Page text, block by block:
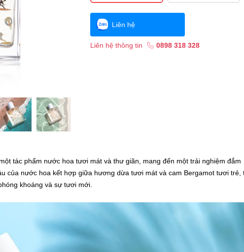
Liên hệ
Liên hệ thông tin 0898 318 328
tác phẩm nước hoa tươi mát và thư giãn, mang đến một trải nghiệm đắm
của nước hoa kết hợp giữa hương dừa tươi mát và cam Bergamot tươi trẻ,
khoáng và sự tươi mới.